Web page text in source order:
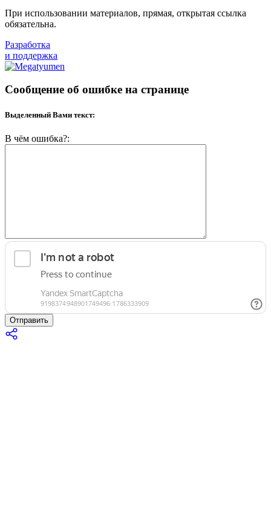
При использовании материалов, прямая, открытая ссылка
обязательна.
Разработка
и поддержка
Сообщение об ошибке на странице
Выделенный Вами текст:
В чём ошибка?:
Отправить